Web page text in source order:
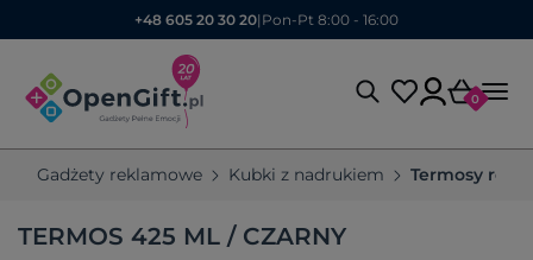
+48 605 20 30 20| Pon-Pt 8:00 - 16:00
0
Gadżety reklamowe Kubki z nadrukiem Termosy
TERMOS 425 ML / CZARNY